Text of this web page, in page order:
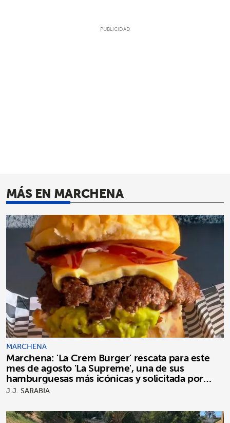
MÁS EN MARCHENA
MARCHENA
Marchena: 'La Crem Burger' rescata para este
mes de agosto 'La Supreme', una de sus
hamburguesas más icónicas y solicitada por
clientes
J.J. SARABIA